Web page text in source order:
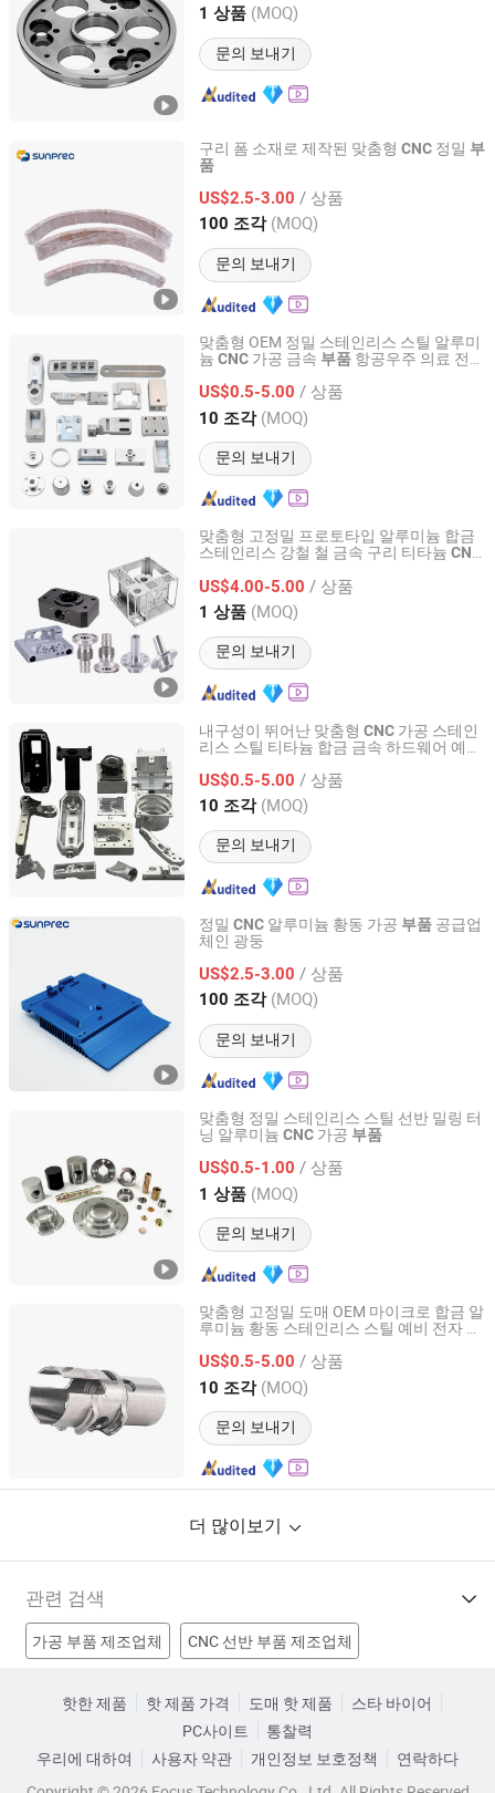
1 상품 (MOQ)
문의 보내기
Guangdong, China 이후 2020
구리 폼 소재로 제작된 맞춤형 CNC 정밀 부
품
US$2.5-3.00 / 상품
100 조각 (MOQ)
문의 보내기
Sunprec Hardware Co., Ltd.
Guangdong, China 이후 2026
맞춤형 OEM 정밀 스테인리스 스틸 알루미
늄 CNC 가공 금속 부품 항공우주 의료 전기
US$0.5-5.00 / 상품
10 조각 (MOQ)
문의 보내기
Suzhou Everich Industrial Tech Co., Ltd
Jiangsu, China 이후 2025
맞춤형 고정밀 프로토타입 알루미늄 합금
스테인리스 강철 철 금속 구리 티타늄 CNC
US$4.00-5.00 / 상품
1 상품 (MOQ)
문의 보내기
Suzhou Ecod Precision Manufacturing Co., Ltd.
Jiangsu, China 이후 2022
내구성이 뛰어난 맞춤형 CNC 가공 스테인
리스 스틸 티타늄 합금 금속 하드웨어 예비
스 파이프라인 시스템용
US$0.5-5.00 / 상품
10 조각 (MOQ)
문의 보내기
Suzhou Everich Industrial Tech Co., Ltd
Jiangsu, China 이후 2025
정밀 CNC 알루미늄 황동 가공 부품 공급업
체인 광둥
US$2.5-3.00 / 상품
100 조각 (MOQ)
문의 보내기
Sunprec Hardware Co., Ltd.
Guangdong, China 이후 2026
맞춤형 정밀 스테인리스 스틸 선반 밀링 터
닝 알루미늄 CNC 가공 부품
US$0.5-1.00 / 상품
1 상품 (MOQ)
문의 보내기
Jiangmen Yoco Co., Ltd.
Guangdong, China 이후 2014
맞춤형 고정밀 도매 OEM 마이크로 합금 알
루미늄 황동 스테인리스 스틸 예비 전자 항
US$0.5-5.00 / 상품
10 조각 (MOQ)
문의 보내기
Suzhou Everich Industrial Tech Co., Ltd
Jiangsu, China 이후 2025
더 많이보기
관련 검색
가공 부품 제조업체 CNC 선반 부품 제조업체
CNC 기계 부품 공장
핫한 제품 핫 제품 가격 도매 핫 제품
스타 바이어
PC사이트
통찰력
우리에 대하여
사용자 약관 개인정보 보호정책
연락하다